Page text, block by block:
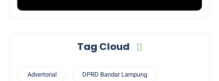
Tag Cloud
Advertorial DPRD Bandar Lampung